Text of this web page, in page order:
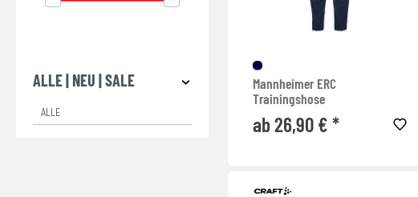
ALLE | NEU | SALE
ALLE
Mannheimer ERC
Trainingshose
ab 26,90 € *